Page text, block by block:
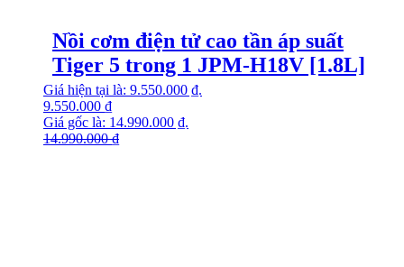
Nồi cơm điện tử cao tần áp suất
Tiger 5 trong 1 JPM-H18V [1.8L]
14.990.000₫
Giá gốc là: 14.990.000 ₫.
9.550.000 ₫
Giá hiện tại là: 9.550.000 ₫.